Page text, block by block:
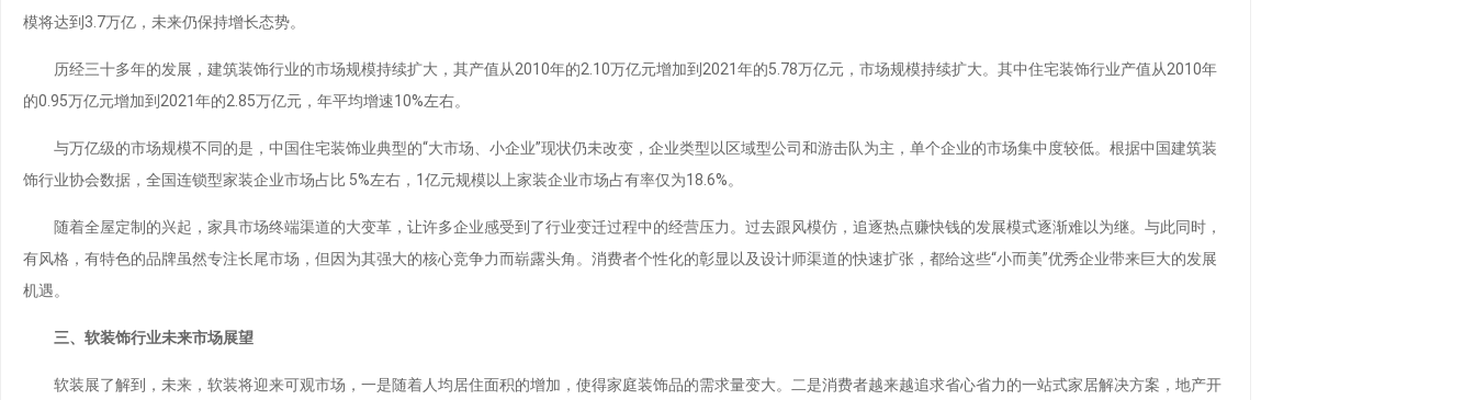
模将达到3.7万亿，未来仍保持增长态势。
历经三十多年的发展，建筑装饰行业的市场规模持续扩大，其产值从2010年的2.10万亿元增加到2021年的5.78万亿元，市场规模持续扩大。其中住宅装饰行业产值从2010年
的0.95万亿元增加到2021年的2.85万亿元，年平均增速10%左右。
与万亿级的市场规模不同的是，中国住宅装饰业典型的“大市场、小企业”现状仍未改变，企业类型以区域型公司和游击队为主，单个企业的市场集中度较低。根据中国建筑装
饰行业协会数据，全国连锁型家装企业市场占比 5%左右，1亿元规模以上家装企业市场占有率仅为18.6%。
随着全屋定制的兴起，家具市场终端渠道的大变革，让许多企业感受到了行业变迁过程中的经营压力。过去跟风模仿，追逐热点赚快钱的发展模式逐渐难以为继。与此同时，
有风格，有特色的品牌虽然专注长尾市场，但因为其强大的核心竞争力而崭露头角。消费者个性化的彰显以及设计师渠道的快速扩张，都给这些“小而美”优秀企业带来巨大的发展
机遇。
三、软装饰行业未来市场展望
软装展了解到，未来，软装将迎来可观市场，一是随着人均居住面积的增加，使得家庭装饰品的需求量变大。二是消费者越来越追求省心省力的一站式家居解决方案，地产开